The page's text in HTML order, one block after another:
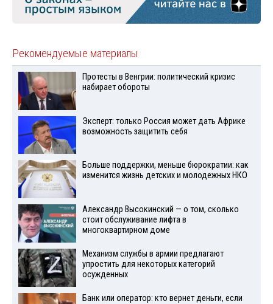
Рекомендуемые материалы
Протесты в Венгрии: политический кризис
набирает обороты
Эксперт: только Россия может дать Африке
возможность защитить себя
Больше поддержки, меньше бюрократии: как
изменится жизнь детских и молодежных НКО
Александр Высокинский — о том, сколько
стоит обслуживание лифта в
многоквартирном доме
Механизм службы в армии предлагают
упростить для некоторых категорий
осужденных
Банк или оператор: кто вернет деньги, если